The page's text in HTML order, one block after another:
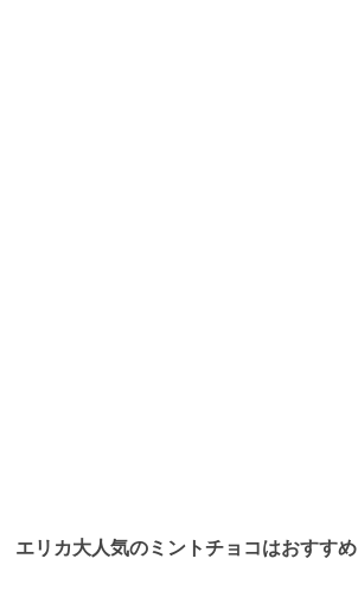
エリカ大人気のミントチョコはおすすめ